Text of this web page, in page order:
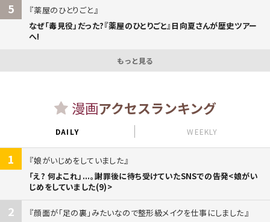
5
薬屋のひとりごと
なぜ「毒見役」だった?『薬屋のひとりごと』日向夏さんが歴史ツアー
へ!
もっと見る
漫画アクセスランキング
DAILY WEEKLY
1
娘がいじめをしていました
「え? 何よこれ」...。謝罪後に待ち受けていたSNSでの告発<娘がい
じめをしていました(9)>
2
顔面が「足の裏」みたいなので整形級メイクを仕事にしました